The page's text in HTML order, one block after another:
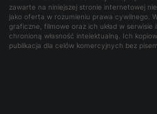
zawarte na niniejszej stronie internetowej
jako oferta w rozumieniu prawa cywilnego.
graficzne, filmowe oraz ich układ w
chronioną własność intelektualną. Ich
publikacja dla celów komercyjnych bez